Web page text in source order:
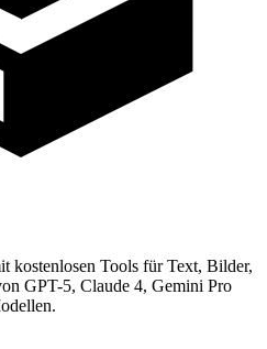
kostenlosen Tools für Text, Bilder,
GPT-5, Claude 4, Gemini Pro